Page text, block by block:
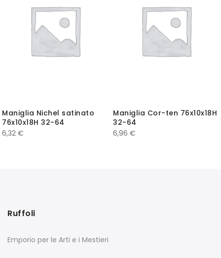
Maniglia Nichel satinato
76x10x18H 32-64
6,32 €
Maniglia Cor-ten 76x10x18H
32-64
6,96 €
Ruffoli
Emporio per le Arti e i Mestieri